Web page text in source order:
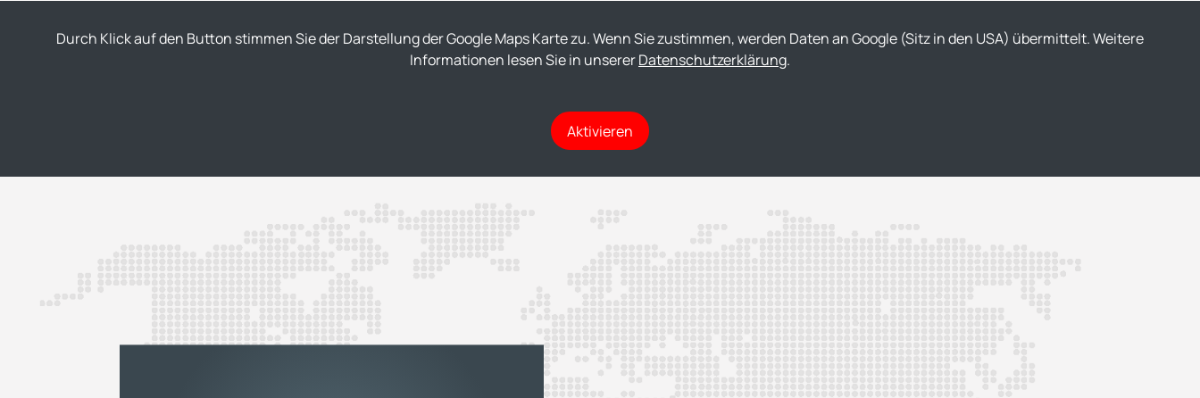
Durch Klick auf den Button stimmen Sie der Darstellung der Google Maps Karte zu. Wenn Sie zustimmen, werden Daten an Google (Sitz in den USA) übermittelt. Weitere
Informationen lesen Sie in unsererDatenschutzerklärung.
Aktivieren